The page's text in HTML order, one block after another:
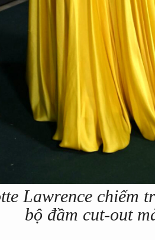
Lawrence chiếm
bộ đầm cut-out